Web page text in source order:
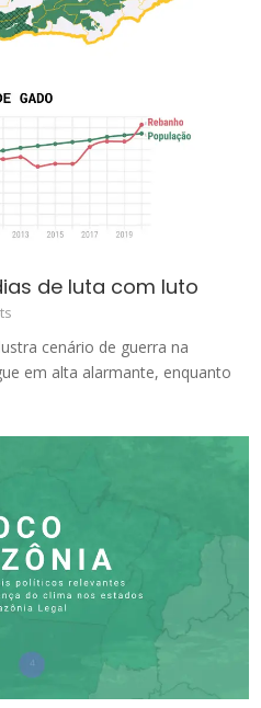
de luta com luto
cenário de guerra na
em alta alarmante, enquanto